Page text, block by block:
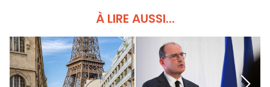
À LIRE AUSSI...